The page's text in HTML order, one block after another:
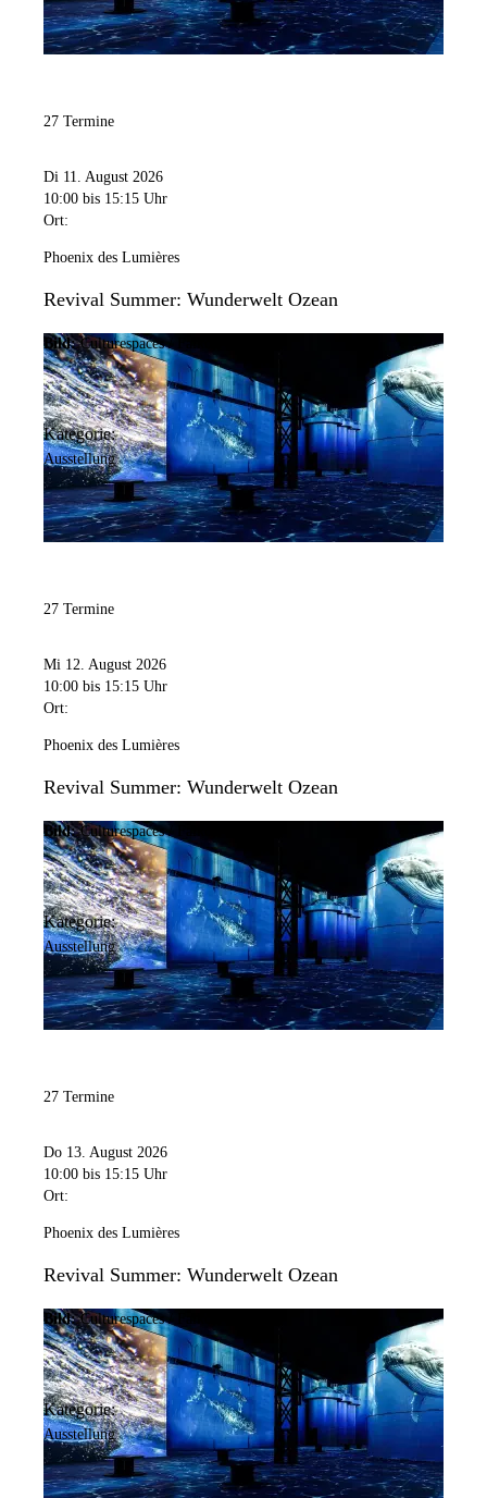
27 Termine
Di 11. August 2026
10:00 bis 15:15 Uhr
Ort:
Phoenix des Lumières
Revival Summer: Wunderwelt Ozean
Bild: Culturespaces / Falko Wübbecke
Kategorie:
Ausstellung
27 Termine
Mi 12. August 2026
10:00 bis 15:15 Uhr
Ort:
Phoenix des Lumières
Revival Summer: Wunderwelt Ozean
Bild: Culturespaces / Falko Wübbecke
Kategorie:
Ausstellung
27 Termine
Do 13. August 2026
10:00 bis 15:15 Uhr
Ort:
Phoenix des Lumières
Revival Summer: Wunderwelt Ozean
Bild: Culturespaces / Falko Wübbecke
Kategorie:
Ausstellung